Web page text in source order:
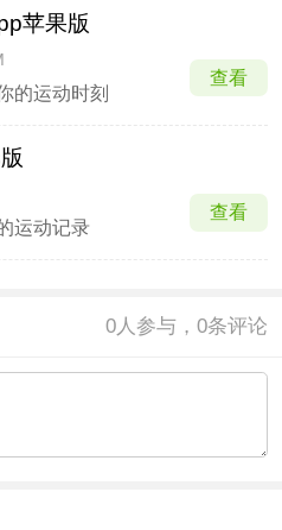
苹果版
的运动时刻
查看
运动记录
查看
0人参与，0条评论